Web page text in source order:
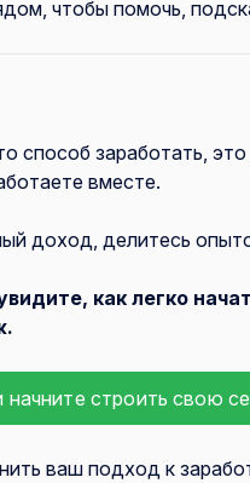
чтобы помочь,
способ заработать, это
вместе.
доход, делитесь
как легко
строить свою
ваш подход к